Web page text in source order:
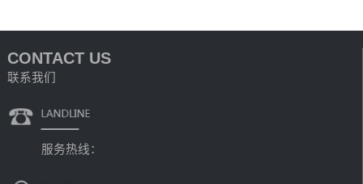
CONTACT US
联系我们
服务热线：